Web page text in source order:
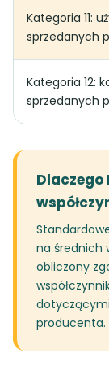
Kategoria 11:
sprzedanych
Kategoria 12:
sprzedanych
Dlaczego
na średnich
obliczony
producenta.